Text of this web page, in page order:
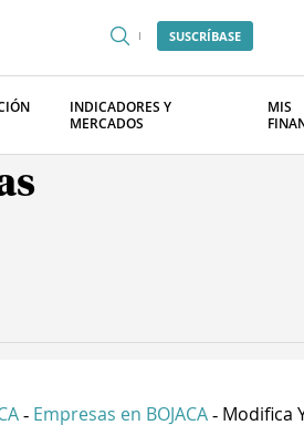
SUSCRÍBASE
INDICADORES Y
MERCADOS
MIS
- Empresas en BOJACA - Modifica